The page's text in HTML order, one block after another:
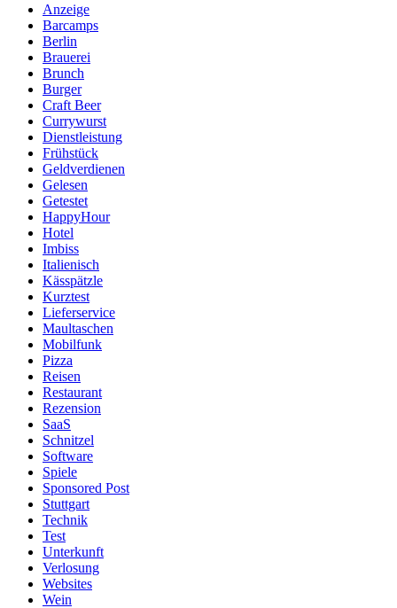
Anzeige
Barcamps
Berlin
Brauerei
Brunch
Burger
Craft Beer
Currywurst
Dienstleistung
Frühstück
Geldverdienen
Gelesen
Getestet
HappyHour
Hotel
Imbiss
Italienisch
Kässpätzle
Kurztest
Lieferservice
Maultaschen
Mobilfunk
Pizza
Reisen
Restaurant
Rezension
SaaS
Schnitzel
Software
Spiele
Sponsored Post
Stuttgart
Technik
Test
Unterkunft
Verlosung
Websites
Wein